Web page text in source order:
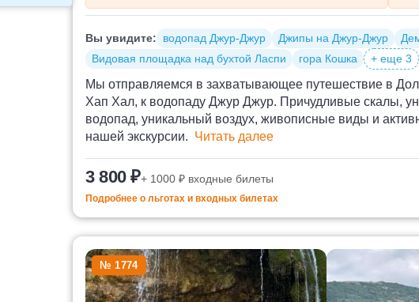
Вы увидите: водопад Джур-Джур Джипы на Джур-Джур
Видовая площадка над бухтой Ласпи
гора Кошка + еще 3
Мы отправляемся в захватывающее путешествие в
Хап Хал, к водопаду Джур Джур. Причудливые скалы,
водопад, уникальный воздух, живописные виды и
нашей экскурсии. Читать далее
3 800 ₽+ 1000 ₽ входные билеты
Подробнее о льготах и входных билетах
№ 1774